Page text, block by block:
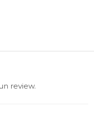
review.